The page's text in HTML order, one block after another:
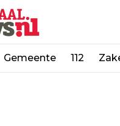
Gemeente 112